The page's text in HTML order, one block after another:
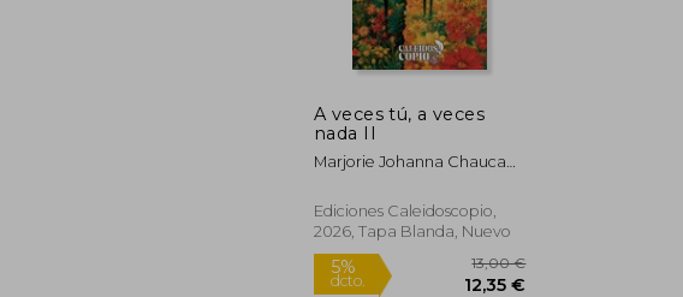
5%
dcto.
A veces tú, a veces
nada II
Marjorie Johanna Chauca
Osorno;Jessica Le Cuore;D.
Madaleno;Stephanie Aldaz
Rodríguez;Key
Herrera;Katherine
Farfàn;Silvana
Ediciones Caleidoscopio,
2026, Tapa Blanda, Nuevo